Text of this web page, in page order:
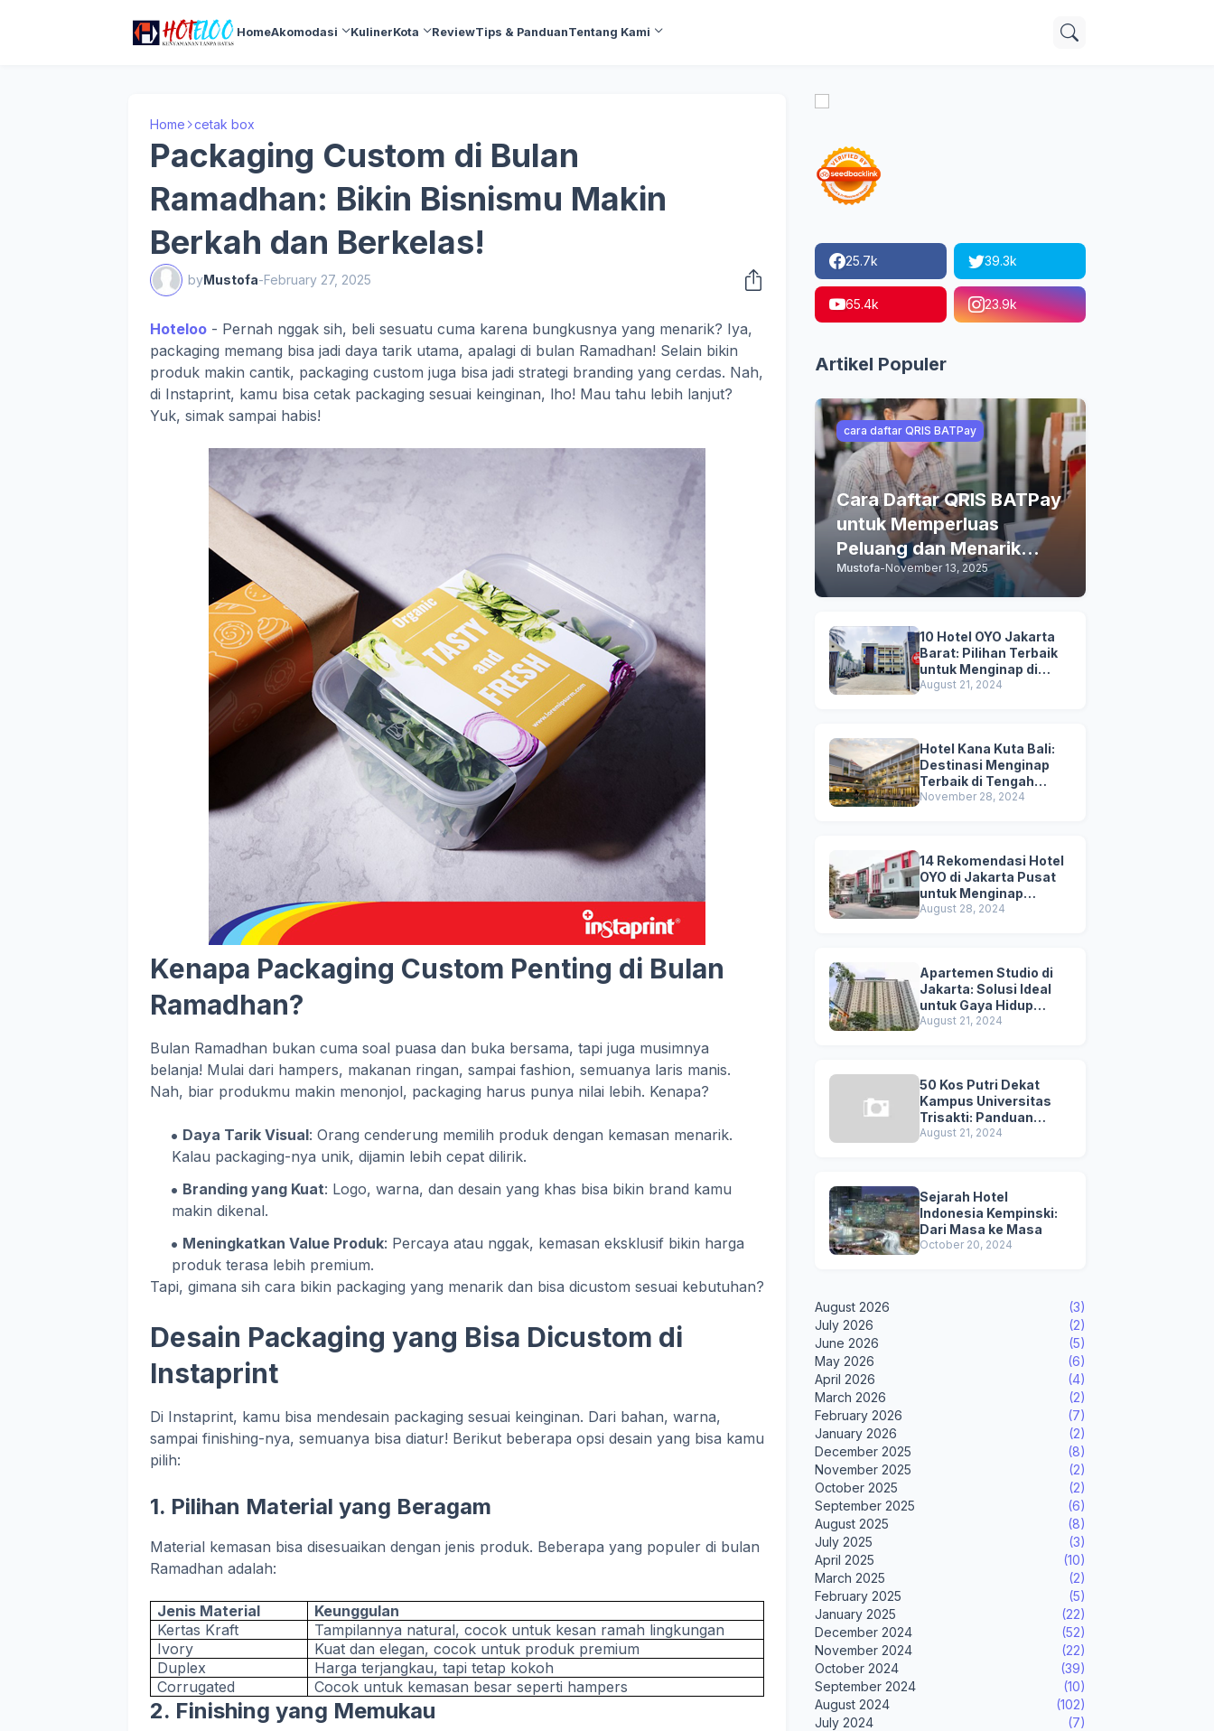
HomeAkomodasi KulinerKota ReviewTips & PanduanTentang Kami
Home cetak box
Packaging Custom di Bulan
Ramadhan: Bikin Bisnismu Makin
Berkah dan Berkelas!
byMustofa-February 27, 2025
Hoteloo - Pernah nggak sih, beli sesuatu cuma karena bungkusnya yang menarik? Iya,
packaging memang bisa jadi daya tarik utama, apalagi di bulan Ramadhan! Selain bikin
produk makin cantik, packaging custom juga bisa jadi strategi branding yang cerdas. Nah,
di Instaprint, kamu bisa cetak packaging sesuai keinginan, lho! Mau tahu lebih lanjut?
Yuk, simak sampai habis!
Kenapa Packaging Custom Penting di Bulan
Ramadhan?
Bulan Ramadhan bukan cuma soal puasa dan buka bersama, tapi juga musimnya
belanja! Mulai dari hampers, makanan ringan, sampai fashion, semuanya laris manis.
Nah, biar produkmu makin menonjol, packaging harus punya nilai lebih. Kenapa?
Daya Tarik Visual: Orang cenderung memilih produk dengan kemasan menarik.
Kalau packaging-nya unik, dijamin lebih cepat dilirik.
Branding yang Kuat: Logo, warna, dan desain yang khas bisa bikin brand kamu
makin dikenal.
Meningkatkan Value Produk: Percaya atau nggak, kemasan eksklusif bikin harga
produk terasa lebih premium.
Tapi, gimana sih cara bikin packaging yang menarik dan bisa dicustom sesuai kebutuhan?
Desain Packaging yang Bisa Dicustom di
Instaprint
Di Instaprint, kamu bisa mendesain packaging sesuai keinginan. Dari bahan, warna,
sampai finishing-nya, semuanya bisa diatur! Berikut beberapa opsi desain yang bisa kamu
pilih:
1. Pilihan Material yang Beragam
Material kemasan bisa disesuaikan dengan jenis produk. Beberapa yang populer di bulan
Ramadhan adalah:
Jenis Material
Keunggulan
Kertas Kraft
Tampilannya natural, cocok untuk kesan ramah lingkungan
Ivory
Kuat dan elegan, cocok untuk produk premium
Duplex
Harga terjangkau, tapi tetap kokoh
Corrugated
Cocok untuk kemasan besar seperti hampers
2. Finishing yang Memukau
25.7k 39.3k
65.4k 23.9k
Artikel Populer
cara daftar QRIS BATPay
Cara Daftar QRIS BATPay
untuk Memperluas
Peluang dan Menarik
Lebih Banyak Pelanggan
Mustofa-November 13, 2025
10 Hotel OYO Jakarta
Barat: Pilihan Terbaik
untuk Menginap di
Jakarta
August 21, 2024
Hotel Kana Kuta Bali:
Destinasi Menginap
Terbaik di Tengah
Keramaian Hotel di Bali
November 28, 2024
14 Rekomendasi Hotel
OYO di Jakarta Pusat
untuk Menginap
Nyaman dan
August 28, 2024
Apartemen Studio di
Jakarta: Solusi Ideal
untuk Gaya Hidup
Dinamis
August 21, 2024
50 Kos Putri Dekat
Kampus Universitas
Trisakti: Panduan
Lengkap untuk
August 21, 2024
Sejarah Hotel
Indonesia Kempinski:
Dari Masa ke Masa
October 20, 2024
August 2026
(3)
July 2026
(2)
June 2026
(5)
May 2026
(6)
April 2026
(4)
March 2026
(2)
February 2026
(7)
January 2026
(2)
December 2025
(8)
November 2025
(2)
October 2025
(2)
September 2025
(6)
August 2025
(8)
July 2025
(3)
April 2025
(10)
March 2025
(2)
February 2025
(5)
January 2025
(22)
December 2024
(52)
November 2024
(22)
October 2024
(39)
September 2024
(10)
August 2024
(102)
July 2024
(7)